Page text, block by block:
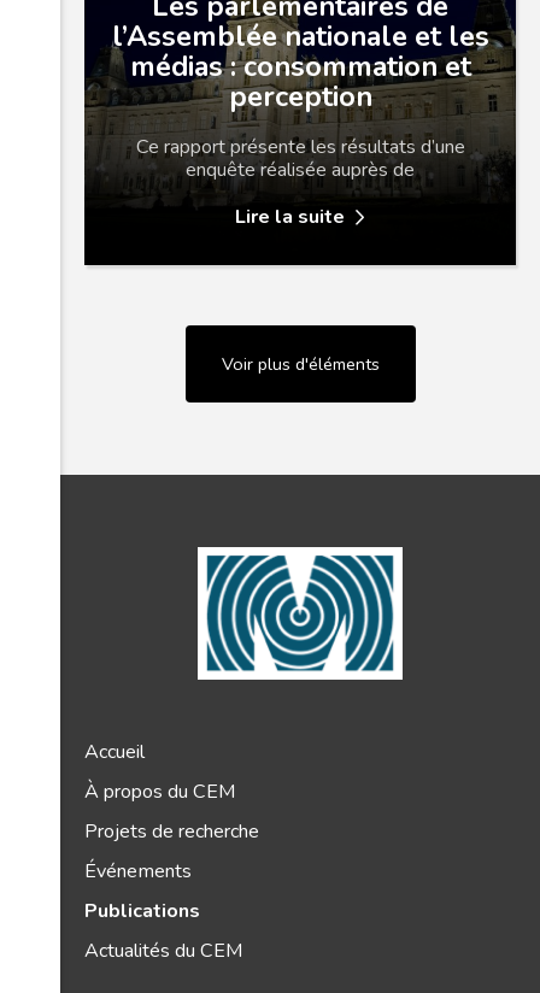
l’Assemblée nationale et les
médias : consommation et
perception
Ce rapport présente les résultats d’une
enquête réalisée auprès de
Lire la suite
Voir plus d'éléments
Accueil
À propos du CEM
Projets de recherche
Événements
Publications
Actualités du CEM